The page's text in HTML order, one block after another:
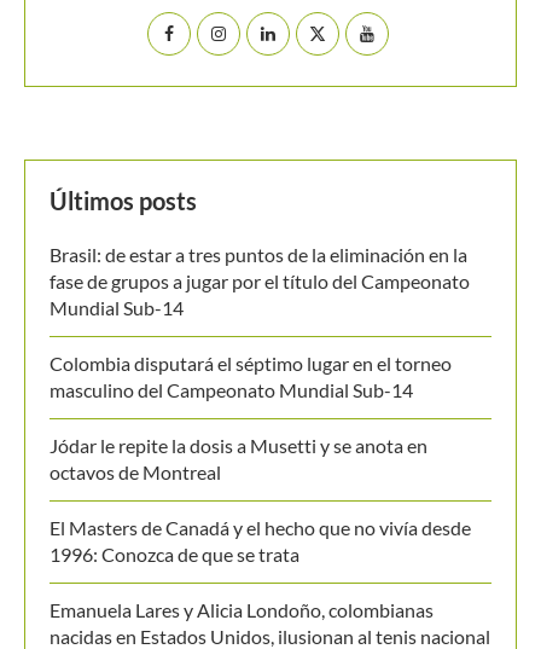
Últimos posts
Brasil: de estar a tres puntos de la eliminación en la
fase de grupos a jugar por el título del Campeonato
Mundial Sub-14
Colombia disputará el séptimo lugar en el torneo
masculino del Campeonato Mundial Sub-14
Jódar le repite la dosis a Musetti y se anota en
octavos de Montreal
El Masters de Canadá y el hecho que no vivía desde
1996: Conozca de que se trata
Emanuela Lares y Alicia Londoño, colombianas
nacidas en Estados Unidos, ilusionan al tenis nacional